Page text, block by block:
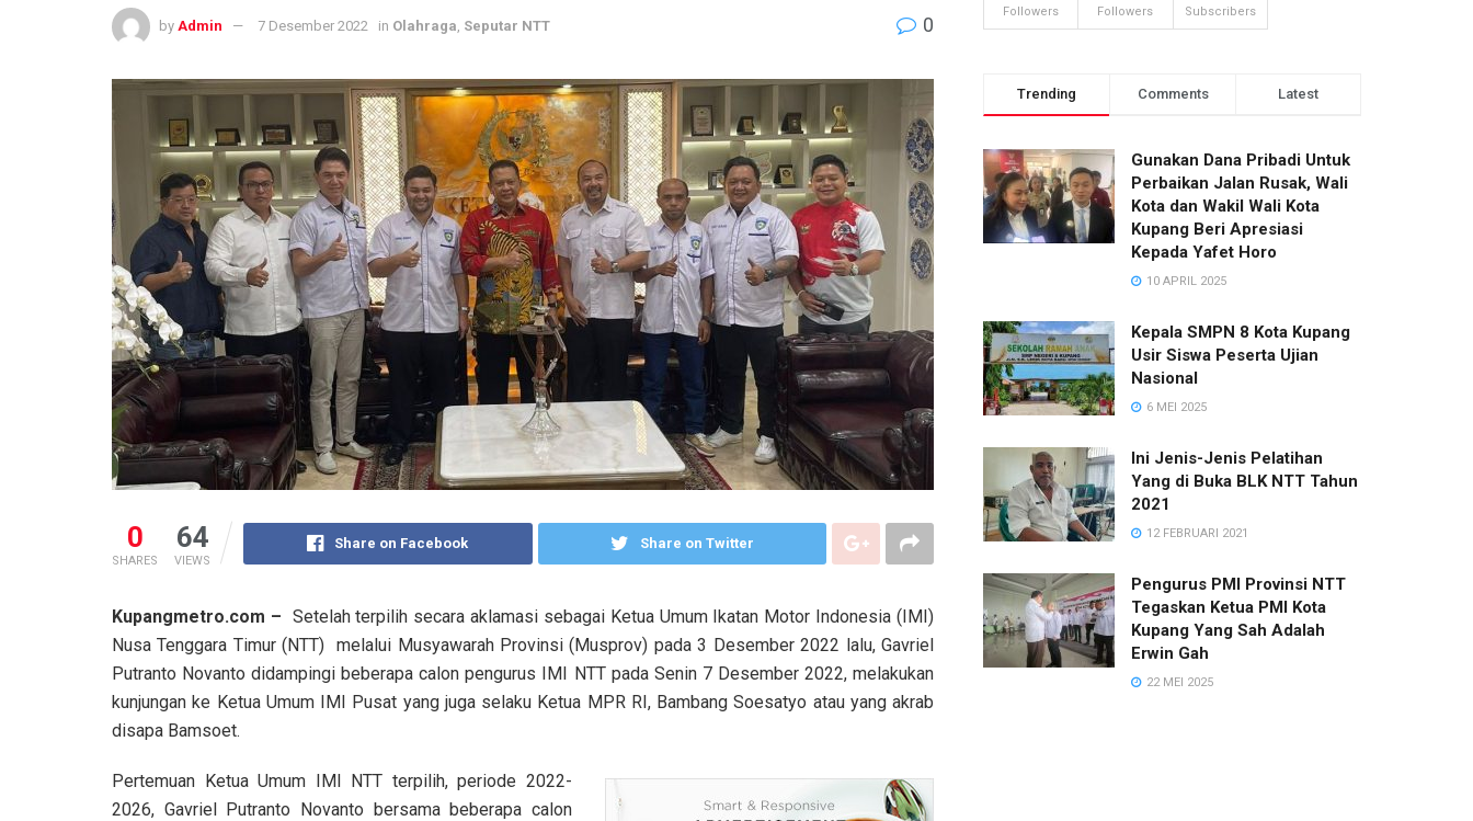
by Admin 7 Desember 2022 in Olahraga Seputar NTT 0
0
SHARES
64
VIEWS
Share on Facebook Share on Twitter
Kupangmetro.com – Setelah terpilih secara aklamasi sebagai Ketua Umum Ikatan Motor Indonesia (IMI)
Nusa Tenggara Timur (NTT) melalui Musyawarah Provinsi (Musprov) pada 3 Desember 2022 lalu, Gavriel
Putranto Novanto didampingi beberapa calon pengurus IMI NTT pada Senin 7 Desember 2022, melakukan
kunjungan ke Ketua Umum IMI Pusat yang juga selaku Ketua MPR RI, Bambang Soesatyo atau yang akrab
disapa Bamsoet.
Pertemuan Ketua Umum IMI NTT terpilih, periode 2022-
2026, Gavriel Putranto Novanto bersama beberapa calon
Followers Followers Subscribers
Trending Comments Latest
Gunakan Dana Pribadi Untuk
Perbaikan Jalan Rusak, Wali
Kota dan Wakil Wali Kota
Kupang Beri Apresiasi
Kepada Yafet Horo
10 APRIL 2025
Kepala SMPN 8 Kota Kupang
Usir Siswa Peserta Ujian
Nasional
6 MEI 2025
Ini Jenis-Jenis Pelatihan
Yang di Buka BLK NTT Tahun
2021
12 FEBRUARI 2021
Pengurus PMI Provinsi NTT
Tegaskan Ketua PMI Kota
Kupang Yang Sah Adalah
Erwin Gah
22 MEI 2025